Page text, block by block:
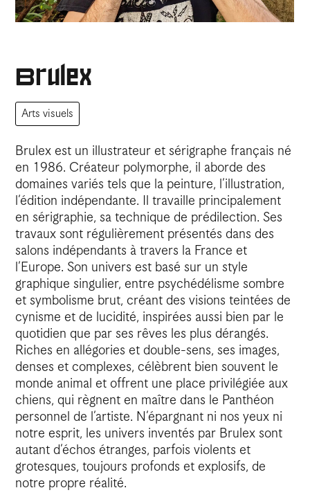
Brulex
Arts visuels
Brulex est un illustrateur et sérigraphe français né
en 1986. Créateur polymorphe, il aborde des
domaines variés tels que la peinture, l’illustration,
l’édition indépendante. Il travaille principalement
en sérigraphie, sa technique de prédilection. Ses
travaux sont régulièrement présentés dans des
salons indépendants à travers la France et
l’Europe. Son univers est basé sur un style
graphique singulier, entre psychédélisme sombre
et symbolisme brut, créant des visions teintées de
cynisme et de lucidité, inspirées aussi bien par le
quotidien que par ses rêves les plus dérangés.
Riches en allégories et double-sens, ses images,
denses et complexes, célèbrent bien souvent le
monde animal et offrent une place privilégiée aux
chiens, qui règnent en maître dans le Panthéon
personnel de l’artiste. N’épargnant ni nos yeux ni
notre esprit, les univers inventés par Brulex sont
autant d’échos étranges, parfois violents et
grotesques, toujours profonds et explosifs, de
notre propre réalité.